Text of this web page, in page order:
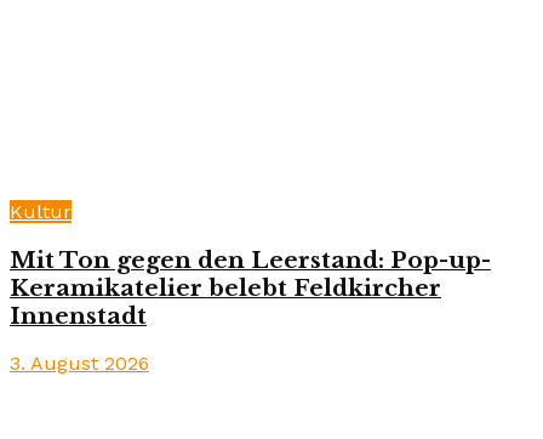
Kultur
Mit Ton gegen den Leerstand: Pop-up-
Keramikatelier belebt Feldkircher
Innenstadt
3. August 2026